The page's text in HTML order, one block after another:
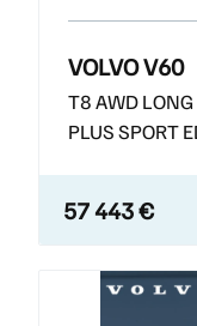
VOLVO V60
T8 AWD LONG
PLUS SPORT
57 443 €